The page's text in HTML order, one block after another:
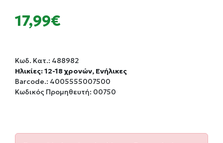
17,99€
Κωδ. Κατ.: 488982
Ηλικίες: 12-18 χρονών, Ενήλικες
Barcode.: 4005555007500
Κωδικός Προμηθευτή: 00750